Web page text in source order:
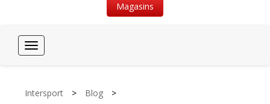
Magasins
Toggle
Intersport > Blog >